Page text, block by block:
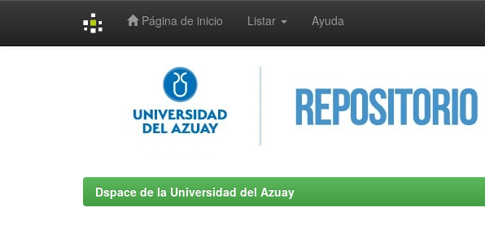
Página de inicio Listar Ayuda
Dspace de la Universidad del Azuay